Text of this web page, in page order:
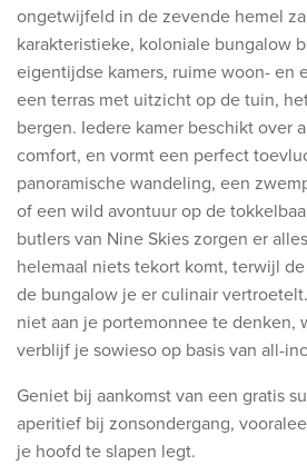
ongetwijfeld in de zevende hemel
karakteristieke, koloniale bungalow
eigentijdse kamers, ruime woon- en
een terras met uitzicht op de tuin,
bergen. Iedere kamer beschikt over
comfort, en vormt een perfect
panoramische wandeling, een
of een wild avontuur op de
butlers van Nine Skies zorgen er
helemaal niets tekort komt, terwijl
de bungalow je er culinair
niet aan je portemonnee te denken,
verblijf je sowieso op basis van all-
Geniet bij aankomst van een gratis
aperitief bij zonsondergang,
je hoofd te slapen legt.